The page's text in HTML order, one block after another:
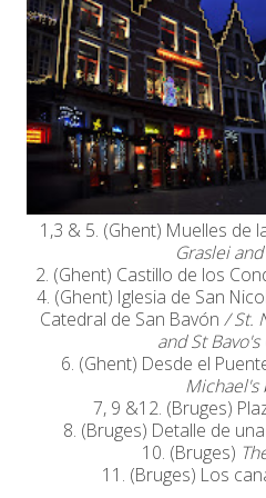
1,3 & 5. (Ghent) Muelles de
Graslei
2. (Ghent) Castillo de los
4. (Ghent) Iglesia de San
Catedral de San Bavón / St.
and St
6. (Ghent) Desde el
Michael's
7, 9 &12. (Bruges)
8. (Bruges) Detalle de
10. (Bruges)
11. (Bruges) Los